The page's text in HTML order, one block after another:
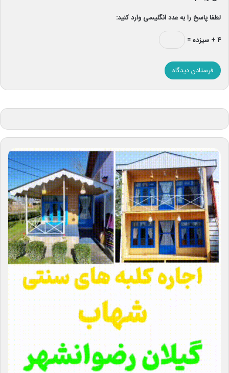
لطفا پاسخ را به عدد انگلیسی وارد کنید:
۴ + سیزده =